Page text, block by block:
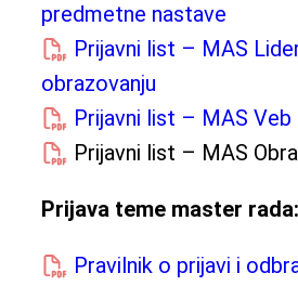
predmetne nastave
Prijavni list – MAS
obrazovanju
Prijavni list – MAS Veb
Prijavni list – MAS
Prijava teme master rada:
Pravilnik o prijavi i